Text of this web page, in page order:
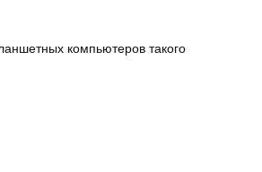
компьютеров такого